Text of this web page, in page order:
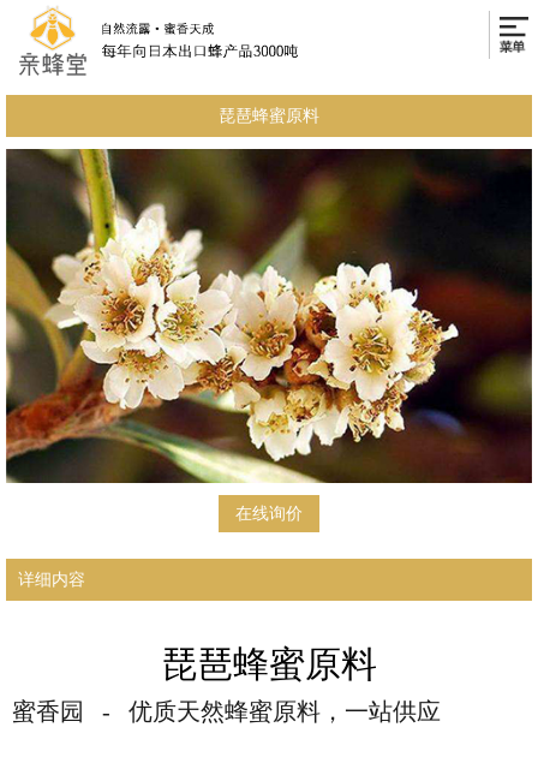
琵琶蜂蜜原料
在线询价
详细内容
琵琶蜂蜜原料
蜜香园 - 优质天然蜂蜜原料，一站供应